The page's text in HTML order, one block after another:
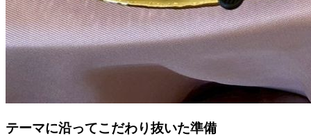
テーマに沿ってこだわり抜いた準備